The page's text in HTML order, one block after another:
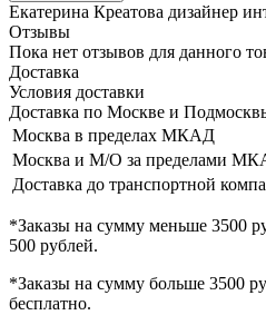
Екатерина Креатова дизайнер
Отзывы
Пока нет отзывов для данного
Доставка
Условия доставки
Доставка по Москве и
Москва в пределах МКАД
Москва и М/О за пределами
Доставка до транспортной
*Заказы на сумму меньше 3500
500 рублей.
*Заказы на сумму больше 3500
бесплатно.